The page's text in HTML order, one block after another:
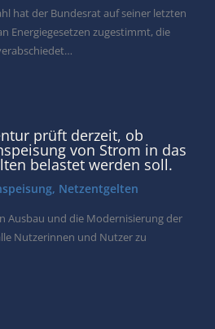
hat der Bundesrat auf seiner letzten
Energiegesetzen zugestimmt, die
prüft derzeit, ob
von Strom in das
belastet werden soll.
, Netzentgelten
Ausbau und die Modernisierung der
Nutzerinnen und Nutzer zu